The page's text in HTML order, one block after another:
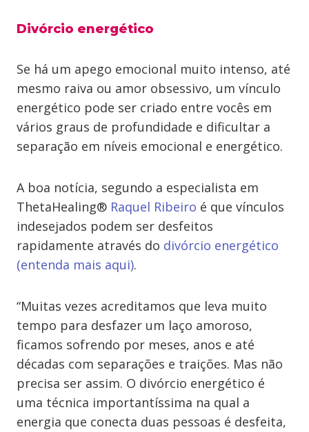
Divórcio energético
Se há um apego emocional muito intenso, até
mesmo raiva ou amor obsessivo, um vínculo
energético pode ser criado entre vocês em
vários graus de profundidade e dificultar a
separação em níveis emocional e energético.
A boa notícia, segundo a especialista em
ThetaHealing® Raquel Ribeiro é que vínculos
indesejados podem ser desfeitos
rapidamente através do divórcio energético
(entenda mais aqui).
“Muitas vezes acreditamos que leva muito
tempo para desfazer um laço amoroso,
ficamos sofrendo por meses, anos e até
décadas com separações e traições. Mas não
precisa ser assim. O divórcio energético é
uma técnica importantíssima na qual a
energia que conecta duas pessoas é desfeita,